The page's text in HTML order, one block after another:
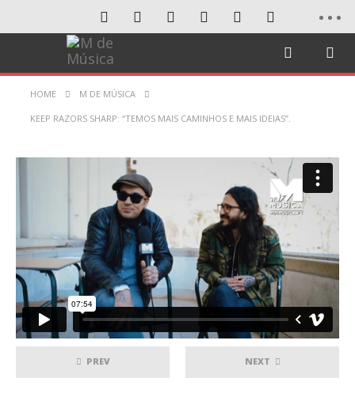
HOME M DE MÚSICA
KEEP RAZORS SHARP: “TEMOS MAIS CAMINHOS E MAIS IDEIAS”.
PREV NEXT